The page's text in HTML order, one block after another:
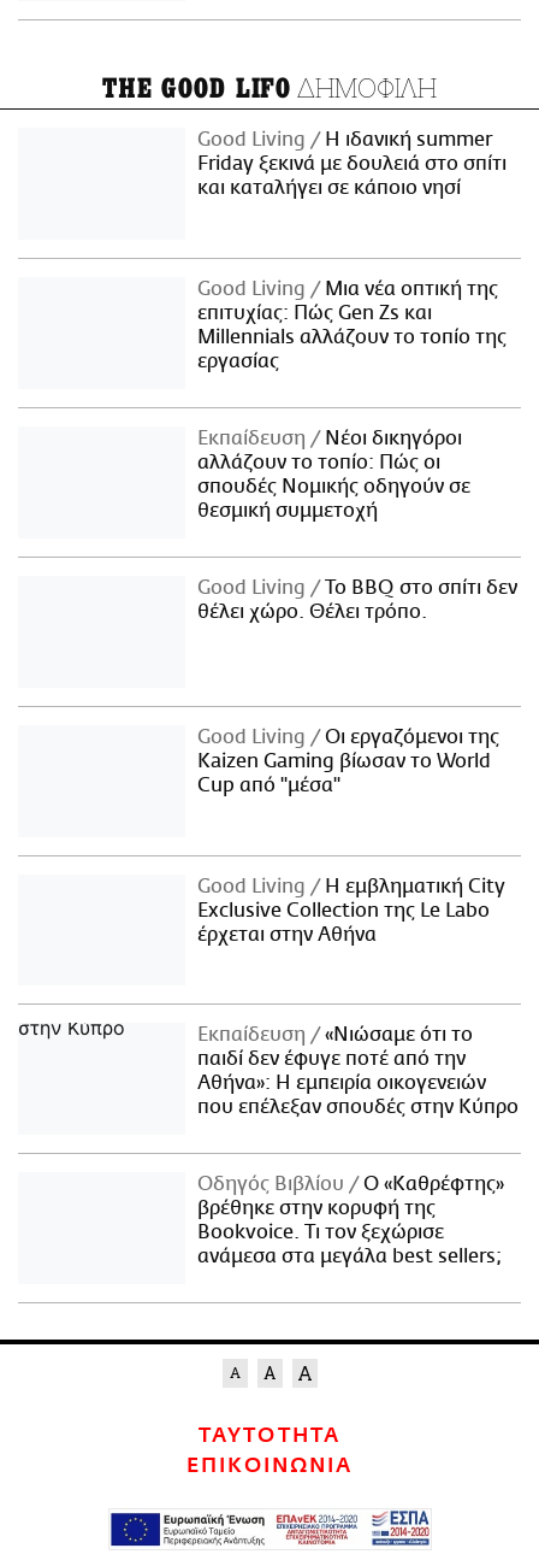
THE GOOD LIFO ΔΗΜΟΦΙΛΗ
Good Living
Η ιδανική summer
Friday ξεκινά με δουλειά στο σπίτι
και καταλήγει σε κάποιο νησί
Good Living
Μια νέα οπτική της
επιτυχίας: Πώς Gen Zs και
Millennials αλλάζουν το τοπίο της
εργασίας
Εκπαίδευση
Νέοι δικηγόροι
αλλάζουν το τοπίο: Πώς οι
σπουδές Νομικής οδηγούν σε
θεσμική συμμετοχή
Good Living
Το BBQ στο σπίτι δεν
θέλει χώρο. Θέλει τρόπο.
Good Living
Οι εργαζόμενοι της
Kaizen Gaming βίωσαν το World
Cup από "μέσα"
Good Living
Η εμβληματική City
Exclusive Collection της Le Labo
έρχεται στην Αθήνα
Εκπαίδευση
«Νιώσαμε ότι το
παιδί δεν έφυγε ποτέ από την
Αθήνα»: Η εμπειρία οικογενειών
που επέλεξαν σπουδές στην Κύπρο
Οδηγός Βιβλίου
Ο «Καθρέφτης»
βρέθηκε στην κορυφή της
Bookvoice. Τι τον ξεχώρισε
ανάμεσα στα μεγάλα best sellers;
ΤΑΥΤΟΤΗΤΑ
ΕΠΙΚΟΙΝΩΝΙΑ